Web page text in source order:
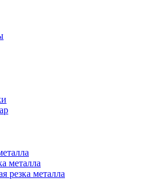
металла
резка металла